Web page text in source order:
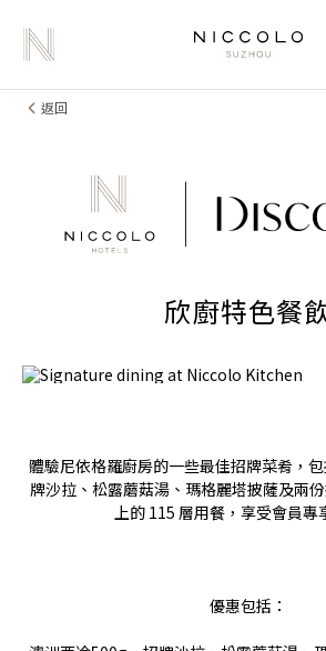
返回
欣廚特色餐
體驗尼依格羅廚房的一些最佳招牌菜肴，
牌沙拉、松露蘑菇湯、瑪格麗塔披薩及兩
上的 115 層用餐，享受會員專
優惠包括：